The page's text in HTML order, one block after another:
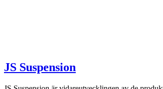
JS Suspension